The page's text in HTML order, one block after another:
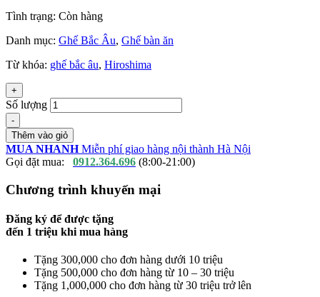
Tình trạng: Còn hàng
Danh mục: Ghế Bắc Âu, Ghế bàn ăn
Từ khóa: ghế bắc âu, Hiroshima
+
Số lượng
-
Thêm vào giỏ
MUA NHANH Miễn phí giao hàng nội thành Hà Nội
Gọi đặt mua: 0912.364.696 (8:00-21:00)
Chương trình khuyến mại
Đăng ký để được tặng
đến 1 triệu khi mua hàng
Tặng 300,000 cho đơn hàng dưới 10 triệu
Tặng 500,000 cho đơn hàng từ 10 – 30 triệu
Tặng 1,000,000 cho đơn hàng từ 30 triệu trở lên